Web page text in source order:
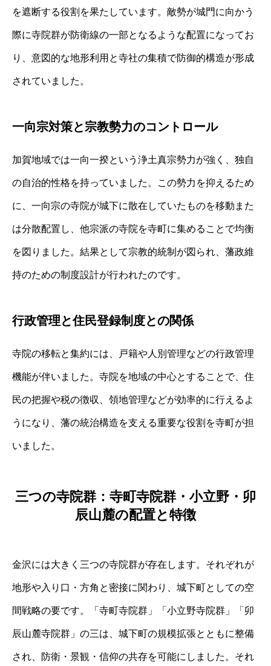
を遮断する役割を果たしています。敵勢が城門に向かう
際に寺院群が防衛線の一部となるような配置になってお
り、意図的な地形利用と寺社の集積で防御的構造が形成
されていました。
一向宗対策と宗教勢力のコントロール
加賀地域では一向一揆という浄土真宗勢力が強く、独自
の自治的性格を持っていました。この勢力を抑えるため
に、一向宗の寺院が城下に散在していたものを移動また
は分散配置し、他宗派の寺院を寺町に集めることで均衡
を図りました。結果として宗教的統制が図られ、藩政維
持のための制度設計が行われたのです。
行政管理と住民登録制度との関係
寺院の移転と集約には、戸籍や人別管理などの行政管理
機能が伴いました。寺院を地域の中心とすることで、住
民の把握や税の徴収、領地管理などが効率的に行えるよ
うになり、藩の統治構造を支える重要な役割を寺町が担
いました。
三つの寺院群：寺町寺院群・小立野・卯
辰山麓の配置と特徴
金沢には大きく三つの寺院群が存在します。それぞれが
地形や入り口・方角と密接に関わり、城下町としての空
間戦略の要です。「寺町寺院群」「小立野寺院群」「卯
辰山麓寺院群」の三は、城下町の規模拡張とともに整備
され、防衛・景観・信仰の共存を可能にしました。それ